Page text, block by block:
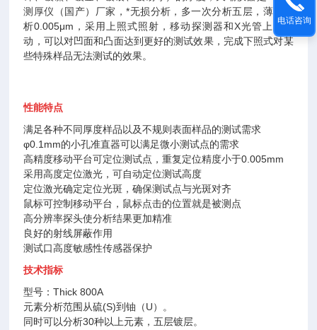
测厚仪
（国产）厂家，*无损分析，多一次分析五层，薄可分
析0.005μm，采用上照式照射，移动探测器和X光管上下可
动，可以对凹面和凸面达到更好的测试效果，完成下照式对某
些特殊样品无法测试的效果。
性能特点
满足各种不同厚度样品以及不规则表面样品的测试需求
φ0.1mm的小孔准直器可以满足微小测试点的需求
高精度移动平台可定位测试点，重复定位精度小于0.005mm
采用高度定位激光，可自动定位测试高度
定位激光确定定位光斑，确保测试点与光斑对齐
鼠标可控制移动平台，鼠标点击的位置就是被测点
高分辨率探头使分析结果更加精准
良好的射线屏蔽作用
测试口高度敏感性传感器保护
技术指标
型号：Thick 800A
元素分析范围从硫(S)到铀（U）。
同时可以分析30种以上元素，五层镀层。
电话咨询